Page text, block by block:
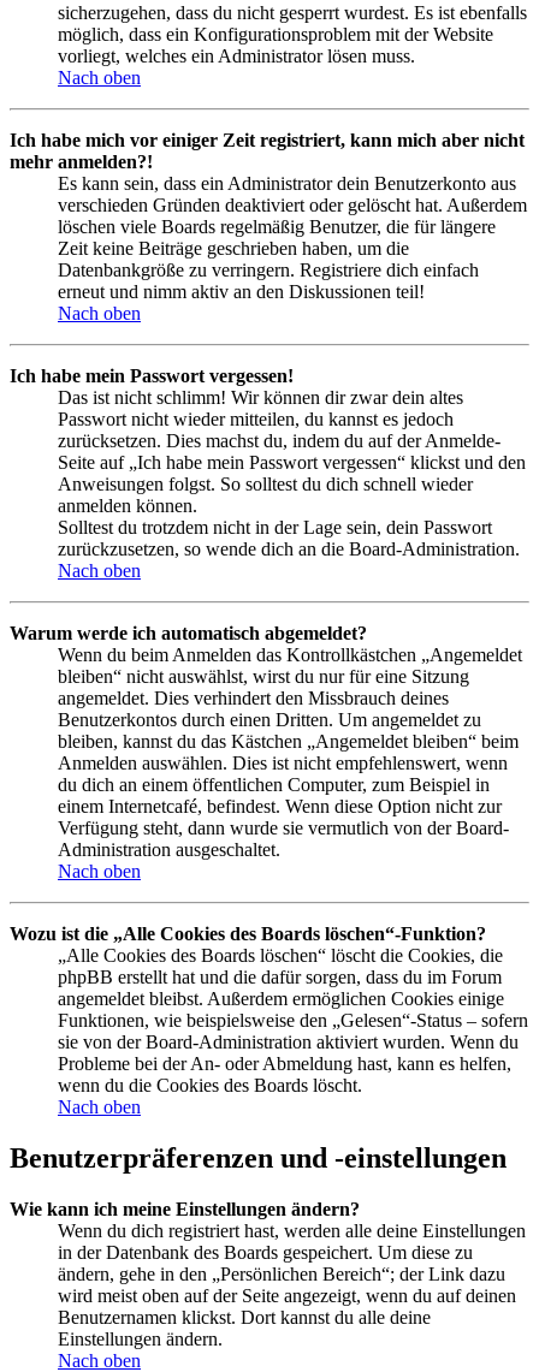
sicherzugehen, dass du nicht gesperrt wurdest. Es ist ebenfalls
möglich, dass ein Konfigurationsproblem mit der Website
vorliegt, welches ein Administrator lösen muss.
Nach oben
Ich habe mich vor einiger Zeit registriert, kann mich aber nicht
mehr anmelden?!
Es kann sein, dass ein Administrator dein Benutzerkonto aus
verschieden Gründen deaktiviert oder gelöscht hat. Außerdem
löschen viele Boards regelmäßig Benutzer, die für längere
Zeit keine Beiträge geschrieben haben, um die
Datenbankgröße zu verringern. Registriere dich einfach
erneut und nimm aktiv an den Diskussionen teil!
Nach oben
Ich habe mein Passwort vergessen!
Das ist nicht schlimm! Wir können dir zwar dein altes
Passwort nicht wieder mitteilen, du kannst es jedoch
zurücksetzen. Dies machst du, indem du auf der Anmelde-
Seite auf „Ich habe mein Passwort vergessen“ klickst und den
Anweisungen folgst. So solltest du dich schnell wieder
anmelden können.
Solltest du trotzdem nicht in der Lage sein, dein Passwort
zurückzusetzen, so wende dich an die Board-Administration.
Nach oben
Warum werde ich automatisch abgemeldet?
Wenn du beim Anmelden das Kontrollkästchen „Angemeldet
bleiben“ nicht auswählst, wirst du nur für eine Sitzung
angemeldet. Dies verhindert den Missbrauch deines
Benutzerkontos durch einen Dritten. Um angemeldet zu
bleiben, kannst du das Kästchen „Angemeldet bleiben“ beim
Anmelden auswählen. Dies ist nicht empfehlenswert, wenn
du dich an einem öffentlichen Computer, zum Beispiel in
einem Internetcafé, befindest. Wenn diese Option nicht zur
Verfügung steht, dann wurde sie vermutlich von der Board-
Administration ausgeschaltet.
Nach oben
Wozu ist die „Alle Cookies des Boards löschen“-Funktion?
„Alle Cookies des Boards löschen“ löscht die Cookies, die
phpBB erstellt hat und die dafür sorgen, dass du im Forum
angemeldet bleibst. Außerdem ermöglichen Cookies einige
Funktionen, wie beispielsweise den „Gelesen“-Status – sofern
sie von der Board-Administration aktiviert wurden. Wenn du
Probleme bei der An- oder Abmeldung hast, kann es helfen,
wenn du die Cookies des Boards löscht.
Nach oben
Benutzerpräferenzen und -einstellungen
Wie kann ich meine Einstellungen ändern?
Wenn du dich registriert hast, werden alle deine Einstellungen
in der Datenbank des Boards gespeichert. Um diese zu
ändern, gehe in den „Persönlichen Bereich“; der Link dazu
wird meist oben auf der Seite angezeigt, wenn du auf deinen
Benutzernamen klickst. Dort kannst du alle deine
Einstellungen ändern.
Nach oben